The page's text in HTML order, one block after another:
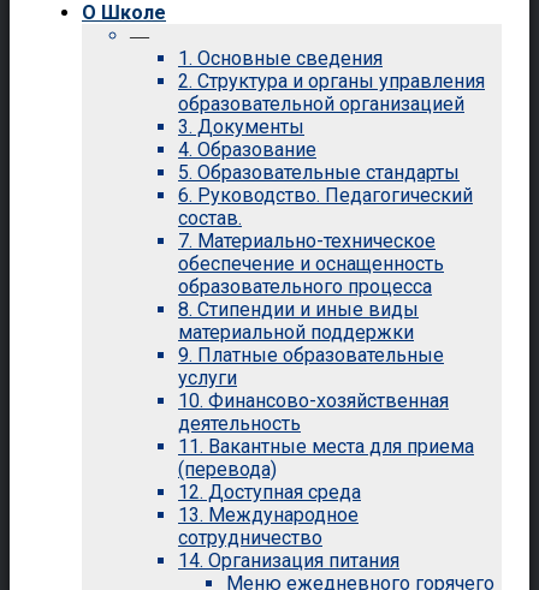
О Школе
—
1. Основные сведения
2. Структура и органы управления
образовательной организацией
3. Документы
4. Образование
5. Образовательные стандарты
6. Руководство. Педагогический
состав.
7. Материально-техническое
обеспечение и оснащенность
образовательного процесса
8. Стипендии и иные виды
материальной поддержки
9. Платные образовательные
услуги
10. Финансово-хозяйственная
деятельность
11. Вакантные места для приема
(перевода)
12. Доступная среда
13. Международное
сотрудничество
14. Организация питания
Меню ежедневного горячего